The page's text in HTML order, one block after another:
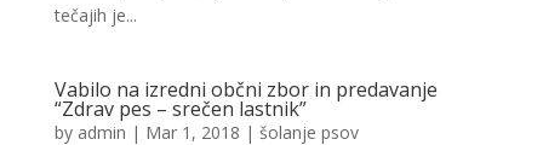
tečajih je...
Vabilo na izredni občni zbor in predavanje
“Zdrav pes – srečen lastnik”
by admin | Mar 1, 2018 | šolanje psov